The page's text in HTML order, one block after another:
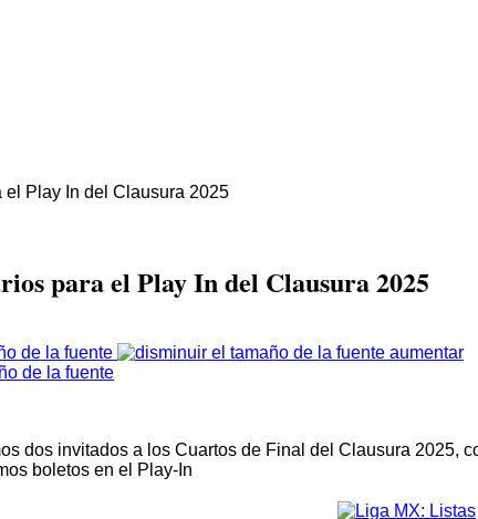
el Play In del Clausura 2025
para el Play In del Clausura 2025
de la fuente
aumentar
dos invitados a los Cuartos de Final del Clausura 2025,
boletos en el Play-In